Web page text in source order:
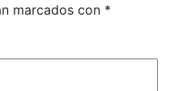
marcados con *